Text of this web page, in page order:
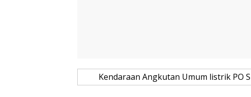
Kendaraan Angkutan Umum listrik PO